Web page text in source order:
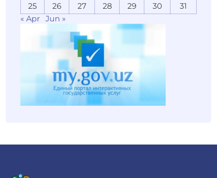
25
26 27 28 29 30
31
« Apr
Jun »